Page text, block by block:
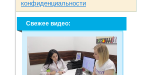
конфиденциальности
Свежее видео: